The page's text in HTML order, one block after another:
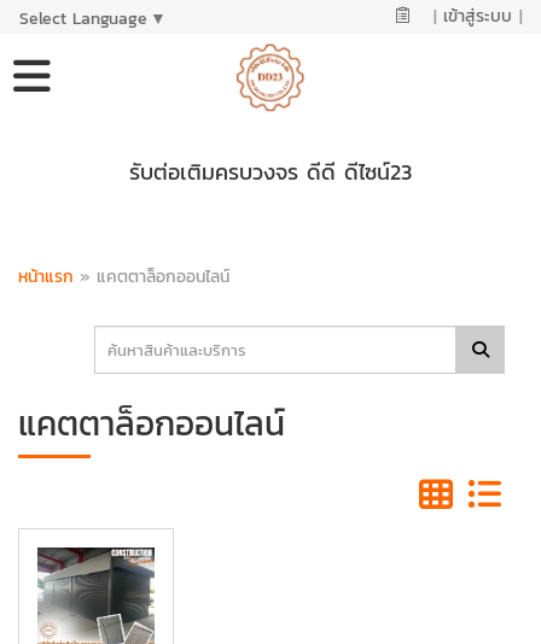
Select Language ▼ | เข้าสู่ระบบ |
รับต่อเติมครบวงจร ดีดี ดีไซน์23
หน้าแรก » แคตตาล็อกออนไลน์
แคตตาล็อกออนไลน์